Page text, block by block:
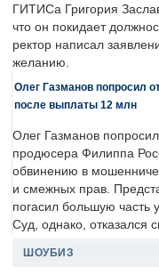
ГИТИСа Григория
что он покидает
ректор написал
желанию.
Олег Газманов попросил
после выплаты 12 млн
Олег Газманов
продюсера Филиппа
обвинению в
и смежных прав.
погасил большую часть
Суд, однако, отказался
ШОУБИЗ